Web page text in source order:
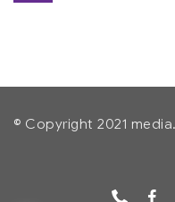
© Copyright 2021